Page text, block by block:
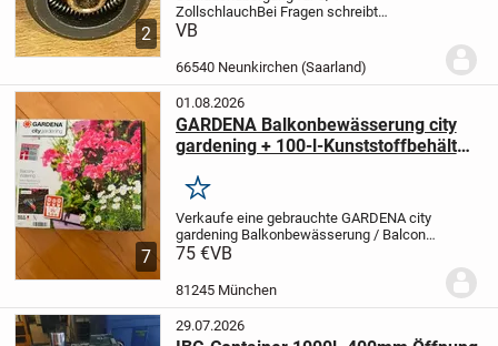
2
ZollschlauchBei Fragen schreibt
einfach
VB
66540 Neunkirchen (Saarland)
7
01.08.2026
GARDENA Balkonbewässerung city
gardening + 100-l-Kunststoffbehälter
Merken
Verkaufe eine gebrauchte GARDENA city
gardening Balkonbewässerung / Balcony
Watering, Art.-Nr. 1407, im Originalkarton,
Kunststoffbehälter als Wasserreservoir
75 €VB
81245 München
29.07.2026